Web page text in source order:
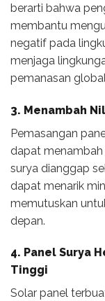
berarti bahwa
membantu
negatif pada
menjaga
pemanasan
3. Menambah
Pemasangan
dapat menambah
surya dianggap
dapat menarik
memutuskan
depan.
4. Panel Surya
Tinggi
Solar panel